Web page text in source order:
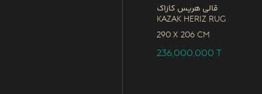
قالی هریس کازاک
Kazak Heriz Rug
290 x 206 CM
236,000,000T